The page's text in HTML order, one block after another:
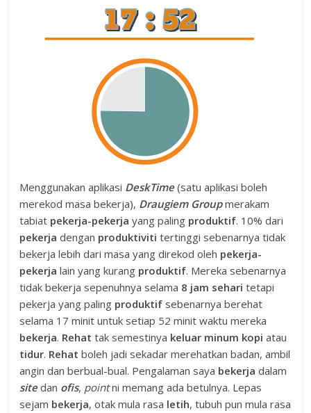
Menggunakan aplikasi DeskTime(satu aplikasi boleh
merekod masa bekerja), Draugiem Groupmerakam
tabiat pekerja-pekerja yang paling produktif. 10% dari
pekerjadengan produktivititertinggi sebenarnya tidak
bekerja lebih dari masa yang direkod oleh pekerja-
pekerja lain yang kurang produktif. Mereka sebenarnya
tidak bekerja sepenuhnya selama 8 jam seharitetapi
pekerja yang paling produktifsebenarnya berehat
selama 17 minit untuk setiap 52 minit waktu mereka
bekerja. Rehat tak semestinya keluar minum kopiatau
tidur. Rehatboleh jadi sekadar merehatkan badan, ambil
angin dan berbual-bual. Pengalaman saya bekerjadalam
sitedan ofis, pointni memang ada betulnya. Lepas
sejam bekerja, otak mula rasa letih, tubuh pun mula rasa